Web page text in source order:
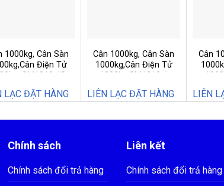
1000kg, Cân Sàn
Điện Tử
SM1212-1D
LẠC ĐẶT HÀNG
Cân 1000kg, Cân Sàn
1000kg,Cân Điện Tử
1000kg,SM1212-1
LIÊN LẠC ĐẶT HÀNG
Cân
LIÊN
Chính sách
Chính sách đổi trả hàng
Liên kết
Chính sách đổi trả hàng